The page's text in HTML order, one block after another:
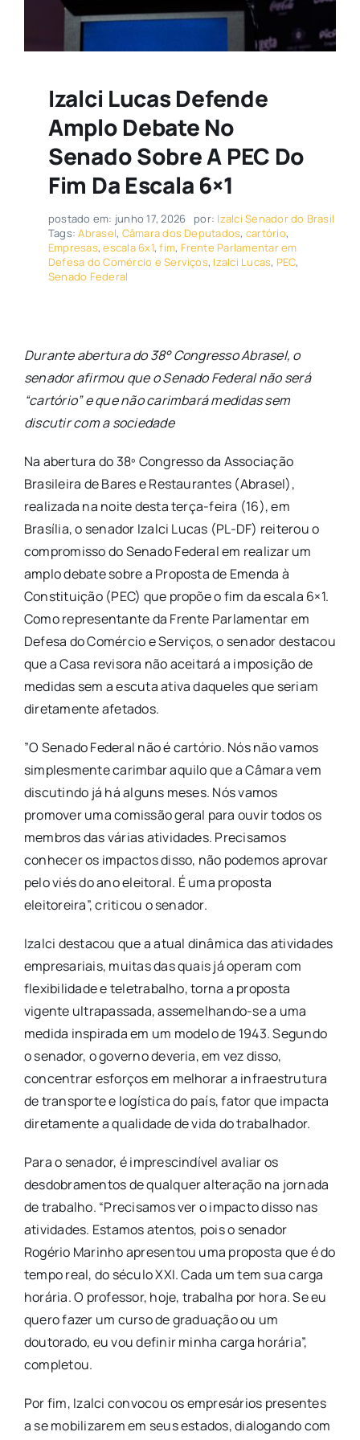
Izalci Lucas Defende
Amplo Debate No
Senado Sobre A PEC Do
Fim Da Escala 6×1
postado em: junho 17, 2026 por: Izalci Senador do Brasil
Tags:Abrasel, Câmara dos Deputados, cartório,
Empresas,escala 6x1,fim, Frente Parlamentar em
Defesa do Comércio e Serviços, Izalci Lucas, PEC,
Senado Federal
Durante abertura do 38° Congresso Abrasel, o
senador afirmou que o Senado Federal não será
“cartório” e que não carimbará medidas sem
discutir com a sociedade
​Na abertura do 38º Congresso da Associação
Brasileira de Bares e Restaurantes (Abrasel),
realizada na noite desta terça-feira (16), em
Brasília, o senador Izalci Lucas (PL-DF) reiterou o
compromisso do Senado Federal em realizar um
amplo debate sobre a Proposta de Emenda à
Constituição (PEC) que propõe o fim da escala 6×1.
Como representante da Frente Parlamentar em
Defesa do Comércio e Serviços, o senador destacou
que a Casa revisora não aceitará a imposição de
medidas sem a escuta ativa daqueles que seriam
diretamente afetados.
​”O Senado Federal não é cartório. Nós não vamos
simplesmente carimbar aquilo que a Câmara vem
discutindo já há alguns meses. Nós vamos
promover uma comissão geral para ouvir todos os
membros das várias atividades. Precisamos
conhecer os impactos disso, não podemos aprovar
pelo viés do ano eleitoral. É uma proposta
eleitoreira”, criticou o senador.
​Izalci destacou que a atual dinâmica das atividades
empresariais, muitas das quais já operam com
flexibilidade e teletrabalho, torna a proposta
vigente ultrapassada, assemelhando-se a uma
medida inspirada em um modelo de 1943. Segundo
o senador, o governo deveria, em vez disso,
concentrar esforços em melhorar a infraestrutura
de transporte e logística do país, fator que impacta
diretamente a qualidade de vida do trabalhador.
​Para o senador, é imprescindível avaliar os
desdobramentos de qualquer alteração na jornada
de trabalho. “Precisamos ver o impacto disso nas
atividades. Estamos atentos, pois o senador
Rogério Marinho apresentou uma proposta que é do
tempo real, do século XXI. Cada um tem sua carga
horária. O professor, hoje, trabalha por hora. Se eu
quero fazer um curso de graduação ou um
doutorado, eu vou definir minha carga horária”,
completou.
​Por fim, Izalci convocou os empresários presentes
a se mobilizarem em seus estados, dialogando com